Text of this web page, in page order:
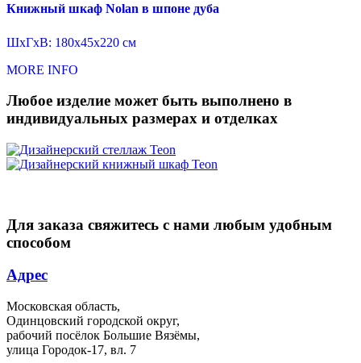
Книжный шкаф Nolan в шпоне дуба
ШхГхВ: 180x45x220 см
MORE INFO
Любое изделие может быть выполнено в
индивидуальных размерах и отделках
Для заказа свяжитесь с нами любым удобным
способом
Адрес
Московская область,
Одинцовский городской округ,
рабочий посёлок Большие Вязёмы,
улица Городок-17, вл. 7